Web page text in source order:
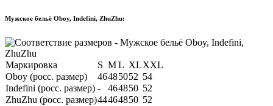
Мужское бельё Oboy, Indefini, ZhuZhu:
Маркировка S ML XLXXL
Oboy (росс. размер)
46485052 54
Indefini (росс. размер) - 464850 52
ZhuZhu (росс. размер)44464850 52